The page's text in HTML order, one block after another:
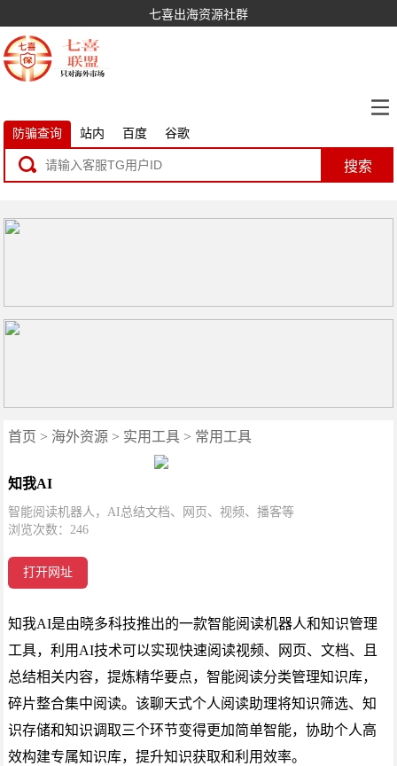
七喜出海资源社群
防骗查询 站内 百度 谷歌
搜索
首页 > 海外资源 > 实用工具 > 常用工具
知我AI
智能阅读机器人，AI总结文档、网页、视频、播客等
浏览次数：246
打开网址
知我AI是由晓多科技推出的一款智能阅读机器人和知识管理
工具，利用AI技术可以实现快速阅读视频、网页、文档、且
总结相关内容，提炼精华要点，智能阅读分类管理知识库，
碎片整合集中阅读。该聊天式个人阅读助理将知识筛选、知
识存储和知识调取三个环节变得更加简单智能，协助个人高
效构建专属知识库，提升知识获取和利用效率。